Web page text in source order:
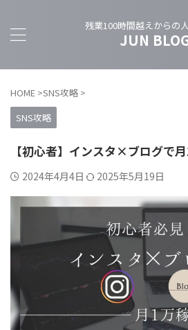
残業100時間越えからの
JUN
HOME >SNS攻略 >
SNS攻略
【初心者】インスタ×ブログで
2024年4月4日 2025年5月19日